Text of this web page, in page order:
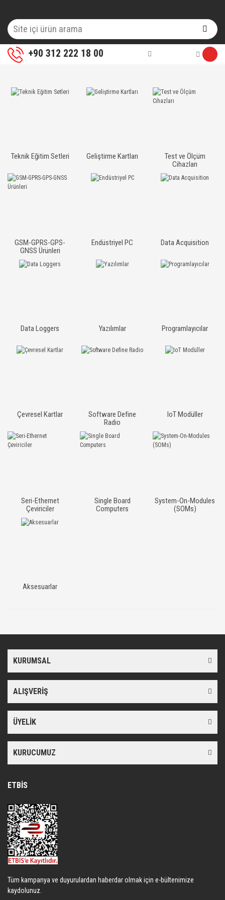
+90 312 222 18 00
Teknik Eğitim Setleri Geliştirme Kartları
Test ve Ölçüm
Cihazları
GSM-GPRS-GPS-
GNSS Ürünleri
Endüstriyel PC Data Acquisition
Data Loggers Yazılımlar Programlayıcılar
Çevresel Kartlar
Software Define
Radio
IoT Modüller
Seri-Ethernet
Çeviriciler
Single Board
Computers
System-On-Modules
(SOMs)
Aksesuarlar
KURUMSAL
ALIŞVERİŞ
ÜYELİK
KURUCUMUZ
ETBİS
Tüm kampanya ve duyurulardan haberdar olmak için e-bültenimize
kaydolunuz.